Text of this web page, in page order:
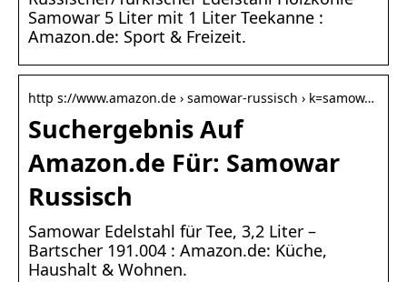
Samowar 5 Liter mit 1 Liter Teekanne :
Amazon.de: Sport & Freizeit.
http s://www.amazon.de › samowar-russisch › k=samow…
Suchergebnis Auf
Amazon.de Für: Samowar
Russisch
Samowar Edelstahl für Tee, 3,2 Liter –
Bartscher 191.004 : Amazon.de: Küche,
Haushalt & Wohnen.